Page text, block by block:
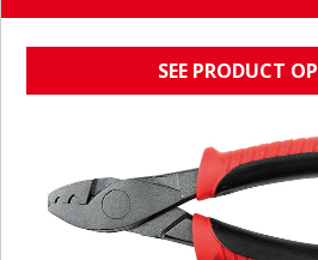
SEE PRODUCT